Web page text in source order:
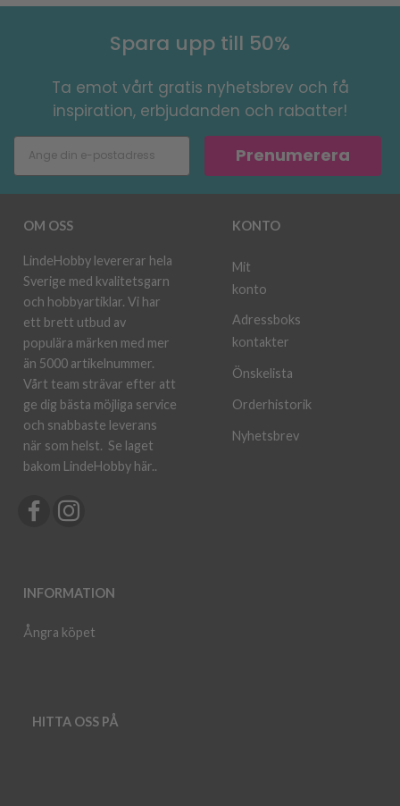
Spara upp till 50%
Ta emot vårt gratis nyhetsbrev och få
inspiration, erbjudanden och rabatter!
Prenumerera
OM OSS
LindeHobby levererar hela
Sverige med kvalitetsgarn
och hobbyartiklar. Vi har
ett brett utbud av
populära märken med mer
än 5000 artikelnummer.
Vårt team strävar efter att
ge dig bästa möjliga service
och snabbaste leverans
när som helst. Se laget
bakom LindeHobby här..
INFORMATION
Ångra köpet
KONTO
Mit
konto
Adressboks
kontakter
Önskelista
Orderhistorik
Nyhetsbrev
HITTA OSS PÅ